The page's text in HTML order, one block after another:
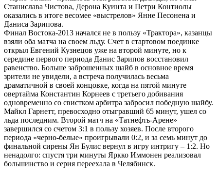
Станислава Чистова, Дерона Куинта и Петри Контиолы
оказались в итоге весомее «выстрелов» Янне Песонена и
Даниса Зарипова.
Финал Востока-2013 начался не в пользу «Трактора», казанцы
взяли оба матча на своем льду. Счет в стартовом поединке
открыл Евгений Кузнецов уже на второй минуте, но к
середине первого периода Данис Зарипов восстановил
равенство. Больше заброшенных шайб в основное время
зрители не увидели, а встреча получилась весьма
драматичной в своей концовке, когда на пятой минуте
овертайма Константин Корнеев с третьего добивания
одновременно со свистком арбитра забросил победную шайбу.
Майкл Гарнетт, превосходно отыгравший 65 минут, ушел со
льда последним. Второй матч на «Татнефть-Арене»
завершился со счетом 3:1 в пользу хозяев. После второго
периода «черно-белые» проигрывали 0:2, и за семь минут до
финальной сирены Ян Булис вернул в игру интригу – 1:2. Но
ненадолго: спустя три минуты Яркко Иммонен реализовал
большинство и серия переехала в Челябинск.